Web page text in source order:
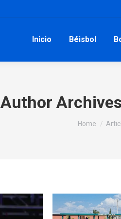
Inicio Béisbol
Author
You are here:
Home